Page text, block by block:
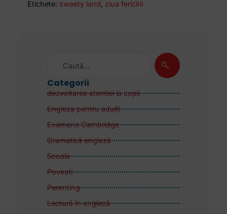
Etichete: sweety land, ziua fericirii
Categorii
dezvoltarea atentiei la copii
Engleza pentru adulţi
Examene Cambridge
Gramatică engleză
Scoala
Povesti
Parenting
Lectură în engleză